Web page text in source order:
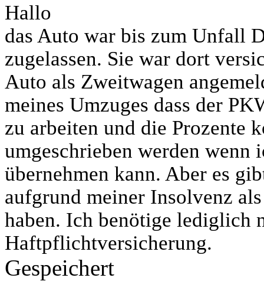
Hallo
das Auto war bis zum Unfall
zugelassen. Sie war dort
Auto als Zweitwagen
meines Umzuges dass der
zu arbeiten und die Prozente
umgeschrieben werden wenn
übernehmen kann. Aber es
aufgrund meiner Insolvenz
haben. Ich benötige lediglich
Haftpflichtversicherung.
Gespeichert